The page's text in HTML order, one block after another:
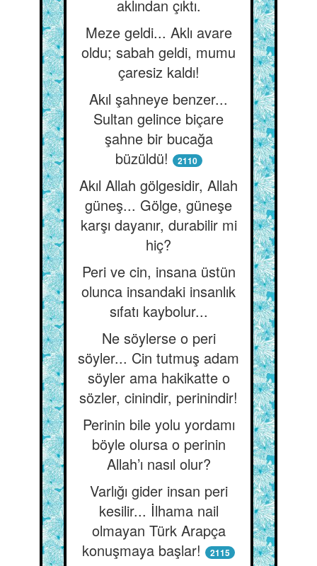
aklından çıktı.
Meze geldi... Aklı avare
oldu; sabah geldi, mumu
çaresiz kaldı!
Akıl şahneye benzer...
Sultan gelince biçare
şahne bir bucağa
büzüldü!
2110
Akıl Allah gölgesidir, Allah
güneş... Gölge, güneşe
karşı dayanır, durabilir mi
hiç?
Peri ve cin, insana üstün
olunca insandaki insanlık
sıfatı kaybolur...
Ne söylerse o peri
söyler... Cin tutmuş adam
söyler ama hakikatte o
sözler, cinindir, perinindir!
Perinin bile yolu yordamı
böyle olursa o perinin
Allah’ı nasıl olur?
Varlığı gider insan peri
kesilir... İlhama nail
olmayan Türk Arapça
konuşmaya başlar!
2115